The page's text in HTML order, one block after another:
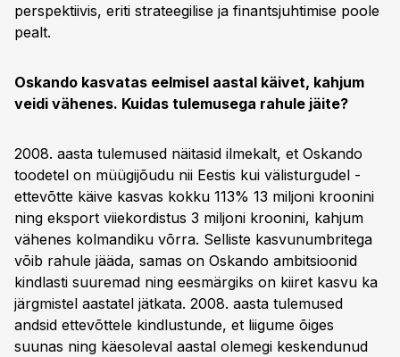
perspektiivis, eriti strateegilise ja finantsjuhtimise poole
pealt.
Oskando kasvatas eelmisel aastal käivet, kahjum
veidi vähenes. Kuidas tulemusega rahule jäite?
2008. aasta tulemused näitasid ilmekalt, et Oskando
toodetel on müügijõudu nii Eestis kui välisturgudel -
ettevõtte käive kasvas kokku 113% 13 miljoni kroonini
ning eksport viiekordistus 3 miljoni kroonini, kahjum
vähenes kolmandiku võrra. Selliste kasvunumbritega
võib rahule jääda, samas on Oskando ambitsioonid
kindlasti suuremad ning eesmärgiks on kiiret kasvu ka
järgmistel aastatel jätkata. 2008. aasta tulemused
andsid ettevõttele kindlustunde, et liigume õiges
suunas ning käesoleval aastal olemegi keskendunud